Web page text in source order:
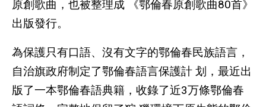
原創歌曲，也被整理成 《鄂倫春原創歌曲80首》
出版發行。
為保護只有口語、沒有文字的鄂倫春民族語言，
自治旗政府制定了鄂倫春語言保護計 划，最近出
版了一本鄂倫春語典籍，收錄了近3万條鄂倫春